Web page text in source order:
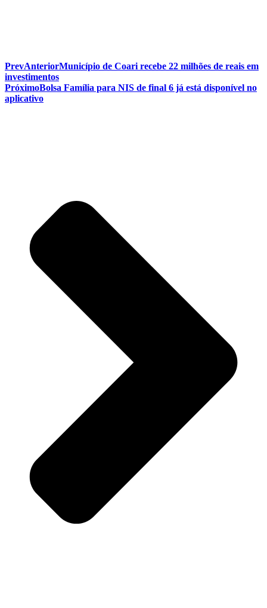
PrevAnteriorMunicípio de Coari recebe 22 milhões de reais em
investimentos
PróximoBolsa Família para NIS de final 6 já está disponível no
aplicativo